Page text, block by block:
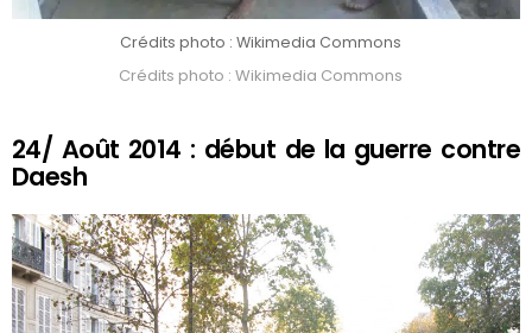
Crédits photo : Wikimedia Commons
Crédits photo : Wikimedia Commons
24/ Août 2014 : début de la guerre contre
Daesh